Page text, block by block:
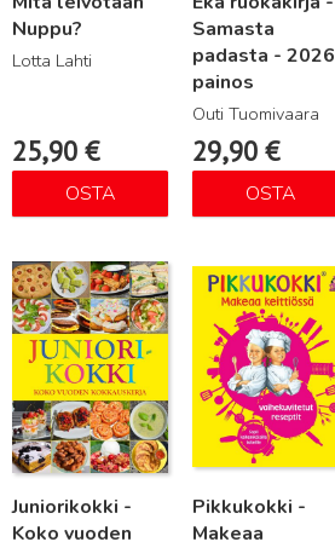
Nuppu?
Lotta Lahti
25,90 €
OSTA
Samasta
padasta - 2026
painos
Outi Tuomivaara
29,90€
OSTA
Juniorikokki -
Koko vuoden
Lue lisää
Pikkukokki -
Makeaa
Lue lisää